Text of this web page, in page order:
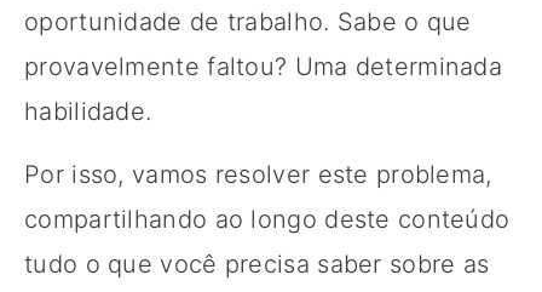
oportunidade de trabalho. Sabe o que
provavelmente faltou? Uma determinada
habilidade.
Por isso, vamos resolver este problema,
compartilhando ao longo deste conteúdo
tudo o que você precisa saber sobre as